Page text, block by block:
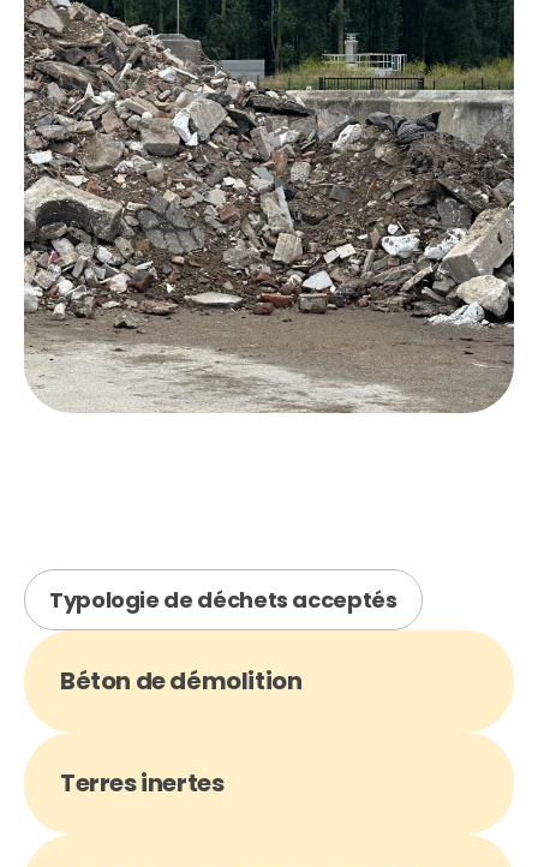
Typologie de déchets acceptés
Béton de démolition
Terres inertes